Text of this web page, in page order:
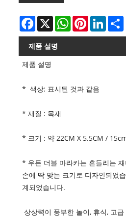
Facebook
X WhatsAppPinterest
제품 설명
제품 설명
* 색상: 표시된 것과 같음
* 재질 : 목재
* 크기 : 약 22CM X 5.5CM /
* 우든 더블 마라카는 흔들리는
손에 딱 맞는 크기로 디자인되었
계되었습니다.
상상력이 풍부한 놀이, 휴식, 고